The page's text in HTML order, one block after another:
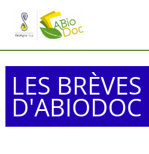
contenu
LES BRÈVES
D'ABIODOC